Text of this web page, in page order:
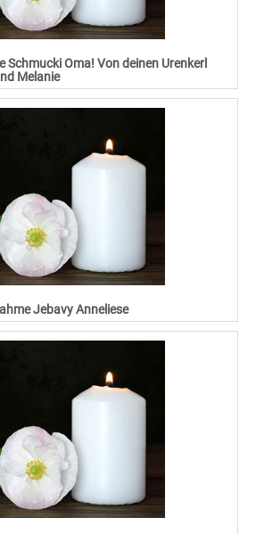
Schmucki Oma! Von deinen Urenkerl
Melanie
Jebavy Anneliese